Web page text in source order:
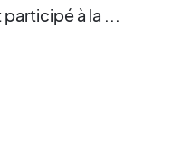
participé à la ...